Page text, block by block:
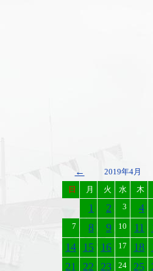
← 2019年4月
日 月 火 水 木
1 2 3 4
7 8 9 10 11
14 15 16 17 18
21 22 23 24 25